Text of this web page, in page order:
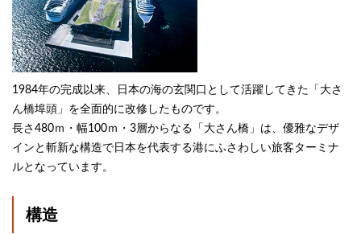
1984年の完成以来、日本の海の玄関口として活躍してきた「大さ
ん橋埠頭」を全面的に改修したものです。
長さ480ｍ・幅100ｍ・3層からなる「大さん橋」は、優雅なデザ
インと斬新な構造で日本を代表する港にふさわしい旅客ターミナ
ルとなっています。
構造